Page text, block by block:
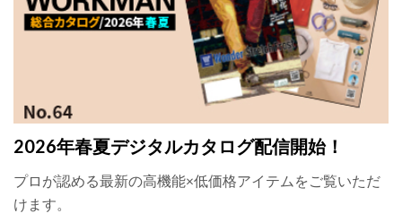
2026年春夏デジタルカタログ配信開始！
プロが認める最新の高機能×低価格アイテムをご覧いただ
けます。